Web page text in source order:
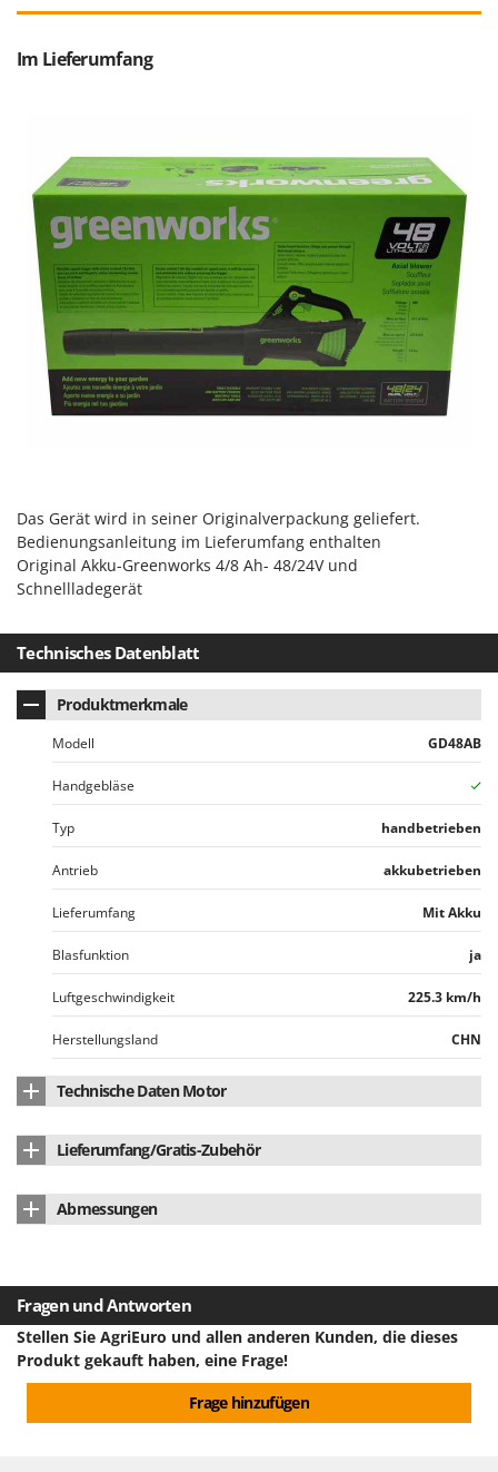
Sbaraglia
Schnitzer
Shindaiwa
Silky
Simatech
Sirman
Skil
Smartwood
Smeg
Snapper
Solidur
Spring Protezione
Spyro
Stanley
Stocker
Sunseeker
Tecla
TecnoGen
Tellarini Pompe
Telwin
Tenco
Tineco
Titania
Tornado
Tre Spade
Trev - Abrek - TecnoVIR
Trotec
U
Unger
Verdemax
Vesco
Volpi
Im Lieferumfang
Das Gerät wird in seiner Originalverpackung geliefert.
Bedienungsanleitung im Lieferumfang enthalten
Original Akku-Greenworks 4/8 Ah- 48/24V und
Schnellladegerät
Technisches Datenblatt
Produktmerkmale
Modell GD48AB
Handgebläse
Typ handbetrieben
Antrieb akkubetrieben
Lieferumfang Mit Akku
Blasfunktion ja
Luftgeschwindigkeit 225.3 km/h
Herstellungsland CHN
Technische Daten Motor
Motortyp Akkubetrieben
Batterietyp
Spannung
Ampere Batterie 4 Ah
Lieferumfang/Gratis-Zubehör
Abmessungen
Abmessung Produkt cm (LxBxH) 92 x 27 x 20 cm
Nettogewicht 2 kg
Verpackung
Abmessung Verpackung/en cm (LxBxH)
Fragen und Antworten
Stellen Sie AgriEuro und allen anderen Kunden, die dieses
Produkt gekauft haben, eine Frage!
Frage hinzufügen